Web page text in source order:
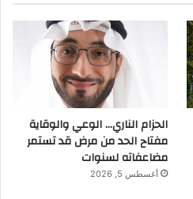
الحزام الناري… الوعي والوقاية
مفتاح الحد من مرض قد تستمر
مضاعفاته لسنوات
أغسطس 5, 2026